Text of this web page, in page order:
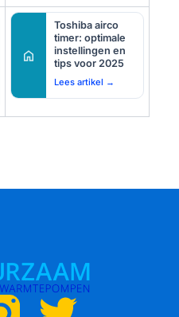
home
Toshiba airco
timer: optimale
instellingen en
tips voor 2025
Lees artikel →